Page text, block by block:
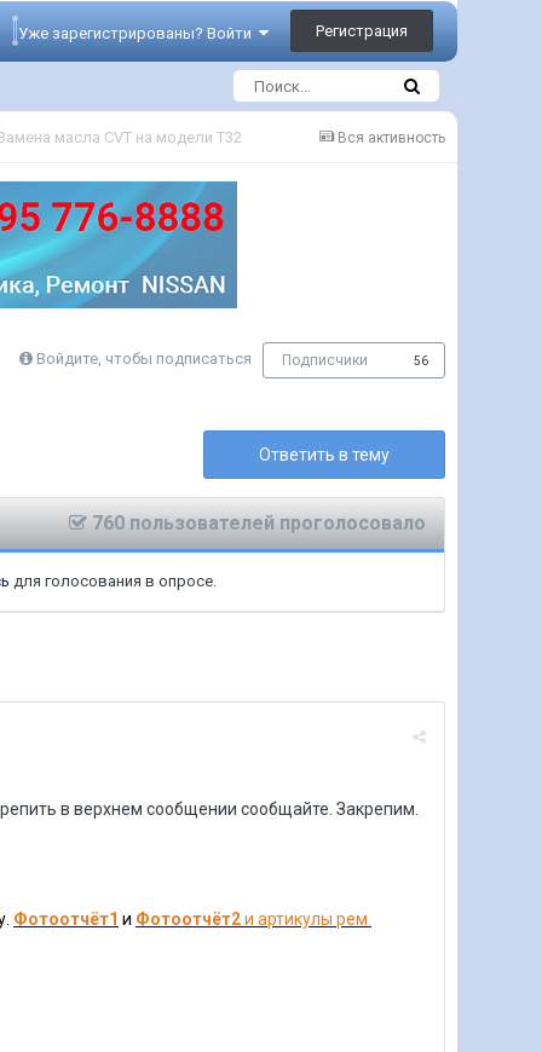
Уже зарегистрированы? Войти Регистрация
Вся активность
масла CVT на модели Т32
Войдите, чтобы подписаться Подписчики 56
Ответить в тему
760 пользователей проголосовало
для голосования в опросе.
в верхнем сообщении сообщайте. Закрепим.
Фотоотчёт1 и Фотоотчёт2и артикулы рем.